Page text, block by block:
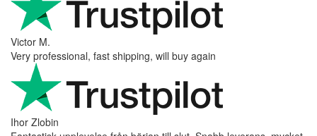
Victor M.
Very professional, fast shipping, will buy again
Ihor Zlobin